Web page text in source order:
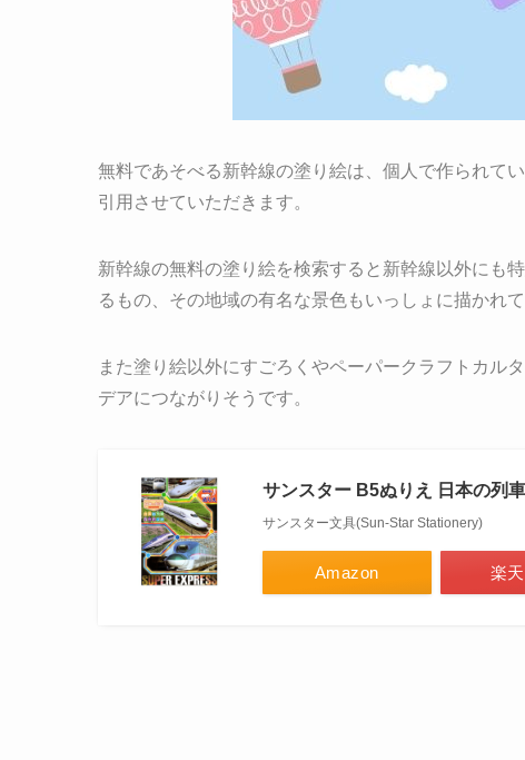
無料であそべる新幹線の塗り絵は、個人で作られて
引用させていただきます。
新幹線の無料の塗り絵を検索すると新幹線以外にも
るもの、その地域の有名な景色もいっしょに描かれ
また塗り絵以外にすごろくやペーパークラフトカル
デアにつながりそうです。
サンスター B5ぬりえ 日本の列
サンスター文具(Sun-Star Stationery)
Amazon 楽